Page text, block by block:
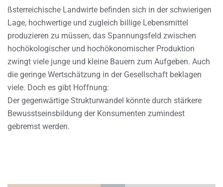
ßsterreichische Landwirte befinden sich in der schwierigen
Lage, hochwertige und zugleich billige Lebensmittel
produzieren zu müssen, das Spannungsfeld zwischen
hochökologischer und hochökonomischer Produktion
zwingt viele junge und kleine Bauern zum Aufgeben. Auch
die geringe Wertschätzung in der Gesellschaft beklagen
viele. Doch es gibt Hoffnung:
Der gegenwärtige Strukturwandel könnte durch stärkere
Bewusstseinsbildung der Konsumenten zumindest
gebremst werden.